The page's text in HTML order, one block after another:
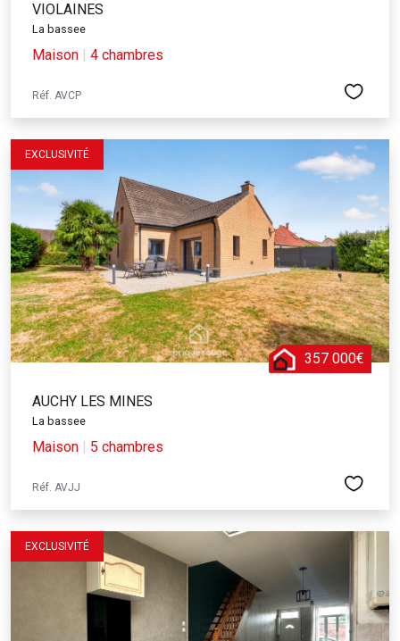
VIOLAINES
La bassee
Maison | 4 chambres
Réf. AVCP
EXCLUSIVITÉ
357 000€
AUCHY LES MINES
La bassee
Maison | 5 chambres
Réf. AVJJ
EXCLUSIVITÉ